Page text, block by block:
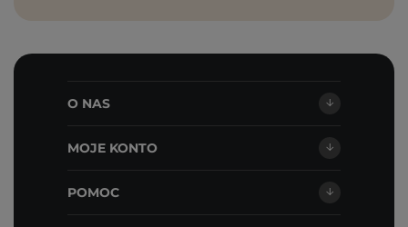
O NAS
MOJE KONTO
POMOC